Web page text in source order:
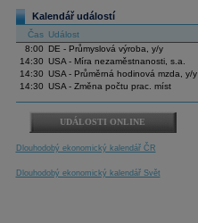
Kalendář událostí
Čas Událost
8:00
DE - Průmyslová výroba, y/y
14:30 USA - Míra nezaměstnanosti, s.a.
14:30 USA - Průměrná hodinová mzda, y/y
14:30 USA - Změna počtu prac. míst
UDÁLOSTI ONLINE
Dlouhodobý ekonomický kalendář ČR
Dlouhodobý ekonomický kalendář Svět